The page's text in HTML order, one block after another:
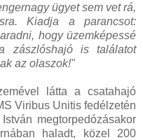
ügyet sem vet rá,
Kiadja a parancsot:
hogy üzemképessé
is találatot
az olaszok!"
látta a csatahajó
Viribus Unitis fedélzetén
megtorpedózásakor
haladt, közel 200